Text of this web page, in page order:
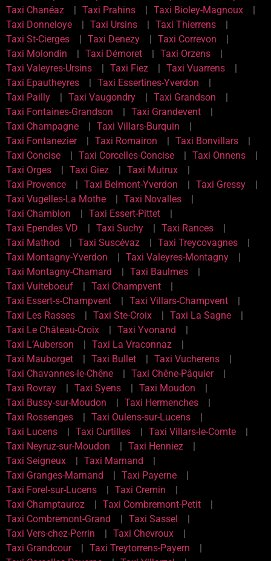
Taxi Chanéaz
Taxi Prahins
Taxi Bioley-Magnoux
Taxi Donneloye
Taxi Ursins
Taxi Thierrens
Taxi St-Cierges
Taxi Denezy
Taxi Correvon
Taxi Molondin
Taxi Démoret
Taxi Orzens
Taxi Valeyres-Ursins
Taxi Fiez
Taxi Vuarrens
Taxi Epautheyres
Taxi Essertines-Yverdon
Taxi Pailly
Taxi Vaugondry
Taxi Grandson
Taxi Fontaines-Grandson
Taxi Grandevent
Taxi Champagne
Taxi Villars-Burquin
Taxi Fontanezier
Taxi Romairon
Taxi Bonvillars
Taxi Concise
Taxi Corcelles-Concise
Taxi Onnens
Taxi Orges
Taxi Giez
Taxi Mutrux
Taxi Provence
Taxi Belmont-Yverdon
Taxi Gressy
Taxi Vugelles-La Mothe
Taxi Novalles
Taxi Chamblon
Taxi Essert-Pittet
Taxi Ependes VD
Taxi Suchy
Taxi Rances
Taxi Mathod
Taxi Suscévaz
Taxi Treycovagnes
Taxi Montagny-Yverdon
Taxi Valeyres-Montagny
Taxi Montagny-Chamard
Taxi Baulmes
Taxi Vuiteboeuf
Taxi Champvent
Taxi Essert-s-Champvent
Taxi Villars-Champvent
Taxi Les Rasses
Taxi Ste-Croix
Taxi La Sagne
Taxi Le Château-Croix
Taxi Yvonand
Taxi L’Auberson
Taxi La Vraconnaz
Taxi Mauborget
Taxi Bullet
Taxi Vucherens
Taxi Chavannes-le-Chêne
Taxi Chêne-Pâquier
Taxi Rovray
Taxi Syens
Taxi Moudon
Taxi Bussy-sur-Moudon
Taxi Hermenches
Taxi Rossenges
Taxi Oulens-sur-Lucens
Taxi Lucens
Taxi Curtilles
Taxi Villars-le-Comte
Taxi Neyruz-sur-Moudon
Taxi Henniez
Taxi Seigneux
Taxi Marnand
Taxi Granges-Marnand
Taxi Payerne
Taxi Forel-sur-Lucens
Taxi Cremin
Taxi Champtauroz
Taxi Combremont-Petit
Taxi Combremont-Grand
Taxi Sassel
Taxi Vers-chez-Perrin
Taxi Chevroux
Taxi Grandcour
Taxi Treytorrens-Payern